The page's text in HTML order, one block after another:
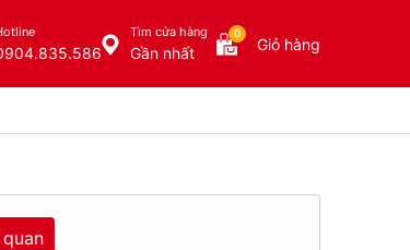
Tìm cửa hàng
Gần nhất
0
Giỏ hàng